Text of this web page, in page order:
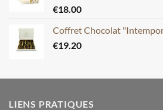
€18.00
Coffret Chocolat
€19.20
LIENS PRATIQUES